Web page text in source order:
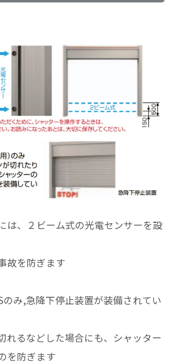
は、２ビーム式の光電センサーを設
故を防ぎます
のみ,急降下停止装置が装備されてい
れるなどした場合にも、シャッター
を防ぎます